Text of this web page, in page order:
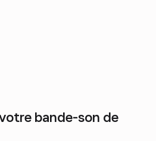
bande-son de